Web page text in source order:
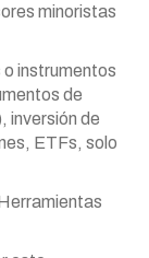
minoristas
instrumentos
de
inversión de
ETFs, solo